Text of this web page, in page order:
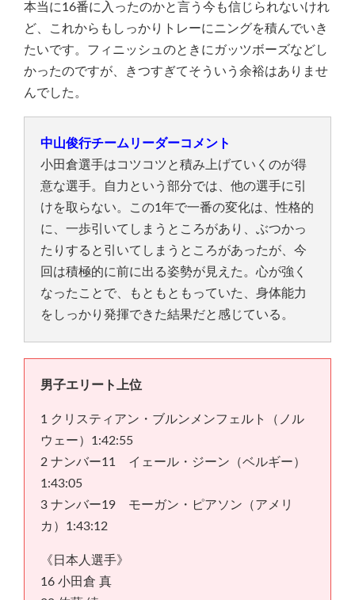
本当に16番に入ったのかと言う今も信じられないけれ
ど、これからもしっかりトレーにニングを積んでいき
たいです。フィニッシュのときにガッツボーズなどし
かったのですが、きつすぎてそういう余裕はありませ
んでした。
中山俊行チームリーダーコメント
小田倉選手はコツコツと積み上げていくのが得
意な選手。自力という部分では、他の選手に引
けを取らない。この1年で一番の変化は、性格的
に、一歩引いてしまうところがあり、ぶつかっ
たりすると引いてしまうところがあったが、今
回は積極的に前に出る姿勢が見えた。心が強く
なったことで、もともともっていた、身体能力
をしっかり発揮できた結果だと感じている。
男子エリート上位
1 クリスティアン・ブルンメンフェルト（ノル
ウェー）1:42:55
2 ナンバー11 イェール・ジーン（ベルギー）
1:43:05
3 ナンバー19 モーガン・ピアソン（アメリ
カ）1:43:12
《日本人選手》
16 小田倉 真